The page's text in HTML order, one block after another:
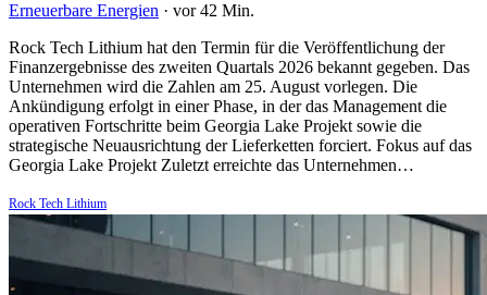
Erneuerbare Energien · vor 42 Min.
Rock Tech Lithium hat den Termin für die Veröffentlichung der
Finanzergebnisse des zweiten Quartals 2026 bekannt gegeben. Das
Unternehmen wird die Zahlen am 25. August vorlegen. Die
Ankündigung erfolgt in einer Phase, in der das Management die
operativen Fortschritte beim Georgia Lake Projekt sowie die
strategische Neuausrichtung der Lieferketten forciert. Fokus auf das
Georgia Lake Projekt Zuletzt erreichte das Unternehmen…
Rock Tech Lithium